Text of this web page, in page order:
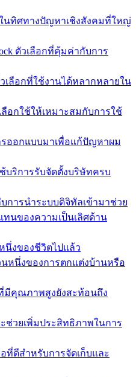
นทิศทางปัญหาเชิงสังคมที่ใหญ่
ตัวเลือกที่คุ้มค่ากับการ
เลือกที่ใช้งานได้หลากหลายใน
ลือกใช้ให้เหมาะสมกับการใช้
รออกแบบมาเพื่อแก้ปัญหาผม
บริการรับจัดตั้งบริษัทครบ
การนำระบบดิจิทัลเข้ามาช่วย
ทนของความเป็นเลิศด้าน
นึ่งของชีวิตไปแล้ว
นหนึ่งของการตกแต่งบ้านหรือ
มีคุณภาพสูงยังสะท้อนถึง
ช่วยเพิ่มประสิทธิภาพในการ
ที่ดีสำหรับการจัดเก็บและ